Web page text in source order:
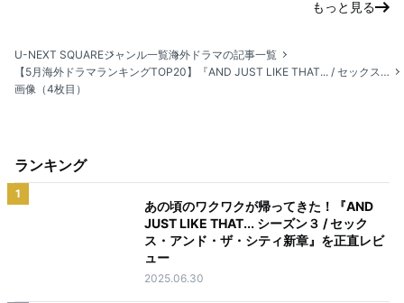
もっと見る
U-NEXT SQUAREジャンル一覧海外ドラマの記事一覧
【5月海外ドラマランキングTOP20】『AND JUST LIKE THAT... / セックス・アンド・ザ・シティ新章』新作リリースに合わせて関連作が上位に
画像（4枚目）
ランキング
1
あの頃のワクワクが帰ってきた！『AND
JUST LIKE THAT... シーズン３ / セック
ス・アンド・ザ・シティ新章』を正直レビ
ュー
2025.06.30